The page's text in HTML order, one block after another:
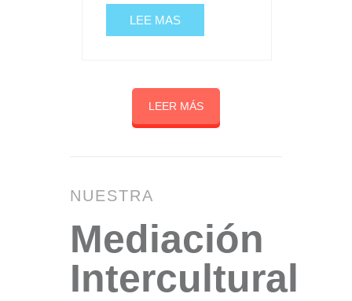
LEE MAS
LEER MÁS
NUESTRA
Mediación
Intercultural